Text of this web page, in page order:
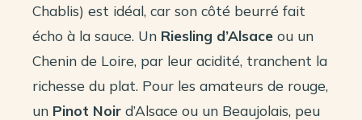
Chablis) est idéal, car son côté beurré fait
écho à la sauce. Un Riesling d’Alsace ou un
Chenin de Loire, par leur acidité, tranchent la
richesse du plat. Pour les amateurs de rouge,
un Pinot Noir d’Alsace ou un Beaujolais, peu